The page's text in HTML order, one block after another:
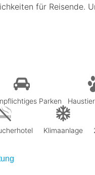
für Reisende.
Parken
Klimaanlage